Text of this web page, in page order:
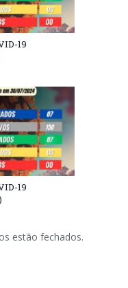
19
19
estão fechados.